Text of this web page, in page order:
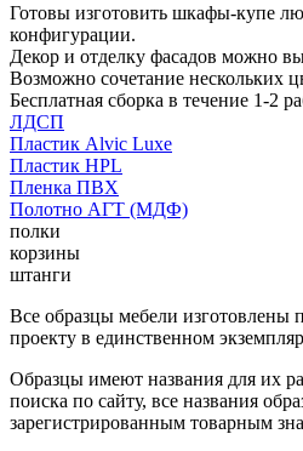
Готовы изготовить шкафы-купе
конфигурации.
Декор и отделку фасадов можно
Возможно сочетание нескольких
Бесплатная сборка в течение 1-2
ЛДСП
Пластик Alvic Luxe
Пластик HPL
Пленка ПВХ
Полотно АГТ (МДФ)
полки
корзины
штанги
Все образцы мебели изготовлены
проекту в единственном
Образцы имеют названия для их
поиска по сайту, все названия
зарегистрированным товарным